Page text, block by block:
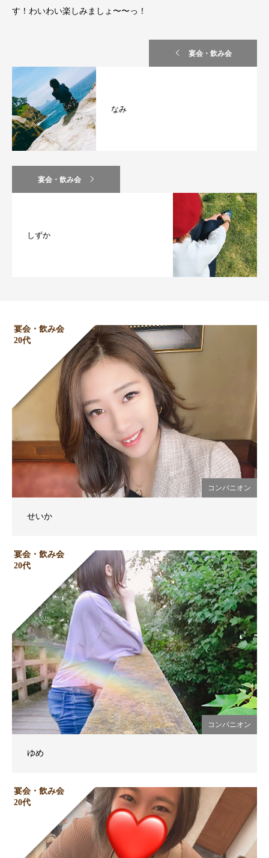
す！わいわい楽しみましょ〜〜っ！
宴会・飲み会
なみ
宴会・飲み会
しずか
宴会・飲み会
20代
コンパニオン
せいか
宴会・飲み会
20代
コンパニオン
ゆめ
宴会・飲み会
20代